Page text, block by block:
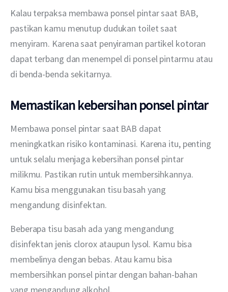
Kalau terpaksa membawa ponsel pintar saat BAB,
pastikan kamu menutup dudukan toilet saat
menyiram. Karena saat penyiraman partikel kotoran
dapat terbang dan menempel di ponsel pintarmu atau
di benda-benda sekitarnya.
Memastikan kebersihan ponsel pintar
Membawa ponsel pintar saat BAB dapat
meningkatkan risiko kontaminasi. Karena itu, penting
untuk selalu menjaga kebersihan ponsel pintar
milikmu. Pastikan rutin untuk membersihkannya.
Kamu bisa menggunakan tisu basah yang
mengandung disinfektan.
Beberapa tisu basah ada yang mengandung
disinfektan jenis clorox ataupun lysol. Kamu bisa
membelinya dengan bebas. Atau kamu bisa
membersihkan ponsel pintar dengan bahan-bahan
yang mengandung alkohol.